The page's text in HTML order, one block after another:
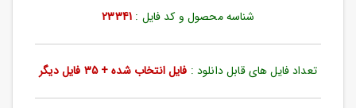
ورود
به
شناسه محصول و کد فایل : 23341
تعداد فایل های قابل دانلود : فایل انتخاب شده + 35 فایل دیگر